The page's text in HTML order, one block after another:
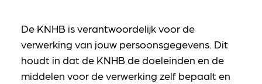
De KNHB is verantwoordelijk voor de
verwerking van jouw persoonsgegevens. Dit
houdt in dat de KNHB de doeleinden en de
middelen voor de verwerking zelf bepaalt en